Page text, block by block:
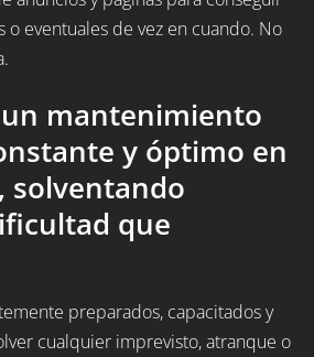
o eventuales de vez en cuando. No
mantenimiento
y óptimo en
solventando
que
preparados, capacitados y
cualquier imprevisto, atranque o